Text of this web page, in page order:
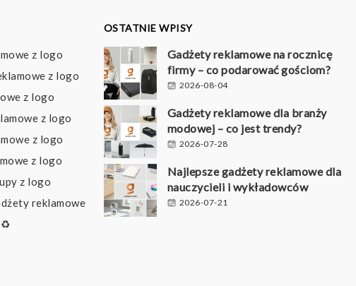
z logo
z logo
z logo
z logo
z logo
z logo
z logo
reklamowe
♻️
OSTATNIE WPISY
Gadżety reklamowe na rocznicę
firmy – co podarować gościom?
2026-08-04
Gadżety reklamowe dla branży
modowej – co jest trendy?
2026-07-28
Najlepsze gadżety reklamowe dla
nauczycieli i wykładowców
2026-07-21